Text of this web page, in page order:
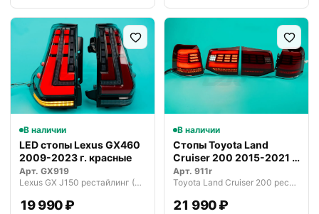
В наличии
LED стопы Lexus GX460
2009-2023 г. красные
Арт. GX919
Lexus GX J150 рестайлинг (2013—2019)
19 990 ₽
В наличии
Стопы Toyota Land
Cruiser 200 2015-2021 г.
красные
Арт. 911r
Toyota Land Cruiser 200 рестайлинг 2 (2015—2021)
21 990 ₽